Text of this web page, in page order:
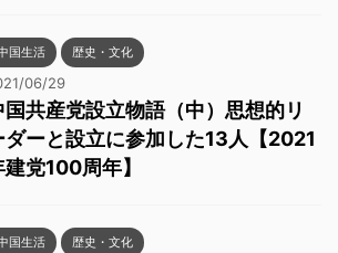
国生活 歴史・文化
06/29
国共産党設立物語（中）思想的リ
ダーと設立に参加した13人【2021
建党100周年】
国生活 歴史・文化